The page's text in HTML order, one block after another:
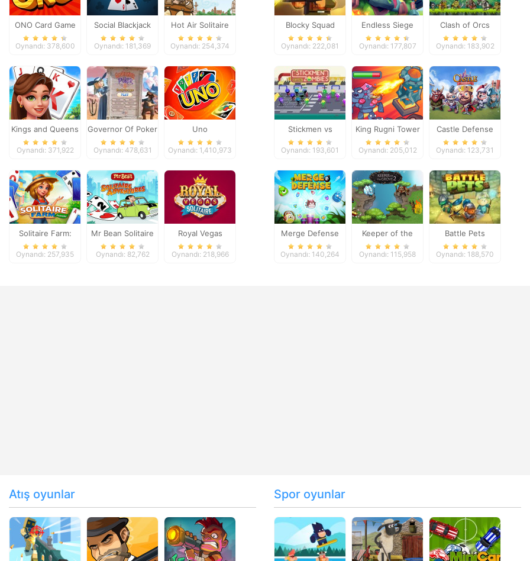
ONO Card Game
Oynandı: 378,600
Social Blackjack
Oynandı: 181,369
Hot Air Solitaire
Oynandı: 254,374
Kings and Queens
Solitaire Tripeaks
Oynandı: 371,922
Governor Of Poker
2
Oynandı: 478,631
Uno
Oynandı: 1,410,973
Solitaire Farm:
Seasons
Oynandı: 257,935
Mr Bean Solitaire
Adventures
Oynandı: 82,762
Royal Vegas
Solitaire
Oynandı: 218,966
Blocky Squad
Oynandı: 222,081
Endless Siege
Oynandı: 177,807
Clash of Orcs
Oynandı: 183,902
Stickmen vs
Zombies
Oynandı: 193,601
King Rugni Tower
Defense
Oynandı: 205,012
Castle Defense
Oynandı: 123,731
Merge Defense
Oynandı: 140,264
Keeper of the
Grove 2
Oynandı: 115,958
Battle Pets
Oynandı: 188,570
Atış oyunlar Spor oyunlar